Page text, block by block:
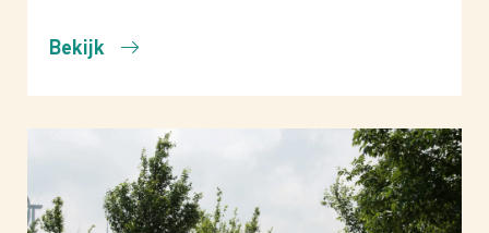
Bekijk